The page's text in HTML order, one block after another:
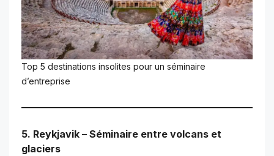
Top 5 destinations insolites pour un séminaire
d’entreprise
5. Reykjavik – Séminaire entre volcans et
glaciers